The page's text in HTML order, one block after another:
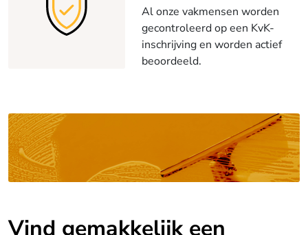
Al onze vakmensen worden
gecontroleerd op een KvK-
inschrijving en worden actief
beoordeeld.
Vind gemakkelijk een